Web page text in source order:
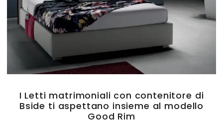
I Letti matrimoniali con contenitore di
Bside ti aspettano insieme al modello
Good Rim